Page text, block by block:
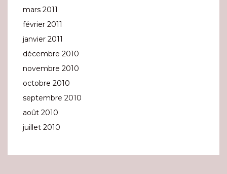
mars 2011
février 2011
janvier 2011
décembre 2010
novembre 2010
octobre 2010
septembre 2010
août 2010
juillet 2010